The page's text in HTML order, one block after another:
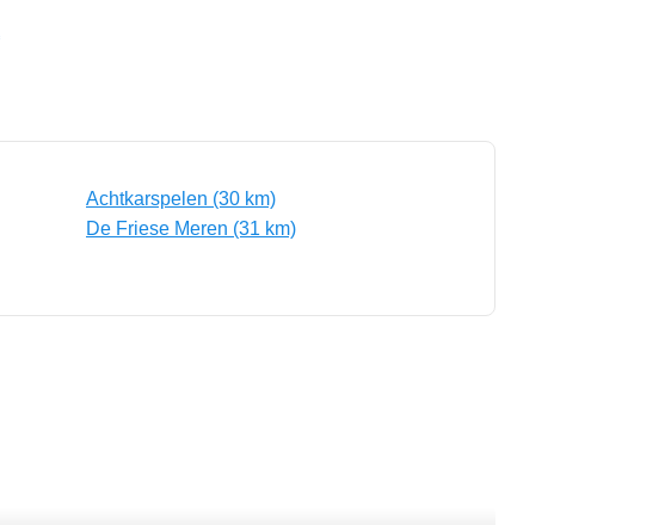
Achtkarspelen (30 km)
De Friese Meren (31 km)